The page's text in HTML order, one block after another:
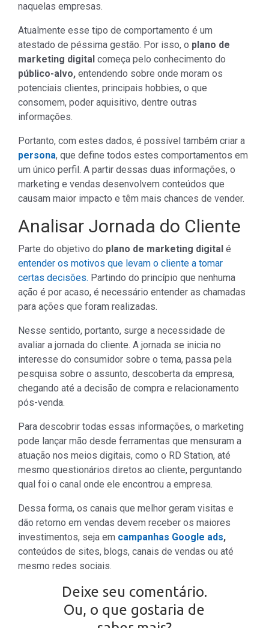
naquelas empresas.
Atualmente esse tipo de comportamento é um
atestado de péssima gestão. Por isso, o plano de
marketing digital começa pelo conhecimento do
público-alvo, entendendo sobre onde moram os
potenciais clientes, principais hobbies, o que
consomem, poder aquisitivo, dentre outras
informações.
Portanto, com estes dados, é possível também criar a
persona, que define todos estes comportamentos em
um único perfil. A partir dessas duas informações, o
marketing e vendas desenvolvem conteúdos que
causam maior impacto e têm mais chances de vender.
Analisar Jornada do Cliente
Parte do objetivo do plano de marketing digital é
entender os motivos que levam o cliente a tomar
certas decisões. Partindo do princípio que nenhuma
ação é por acaso, é necessário entender as chamadas
para ações que foram realizadas.
Nesse sentido, portanto, surge a necessidade de
avaliar a jornada do cliente. A jornada se inicia no
interesse do consumidor sobre o tema, passa pela
pesquisa sobre o assunto, descoberta da empresa,
chegando até a decisão de compra e relacionamento
pós-venda.
Para descobrir todas essas informações, o marketing
pode lançar mão desde ferramentas que mensuram a
atuação nos meios digitais, como o RD Station, até
mesmo questionários diretos ao cliente, perguntando
qual foi o canal onde ele encontrou a empresa.
Dessa forma, os canais que melhor geram visitas e
dão retorno em vendas devem receber os maiores
investimentos, seja em campanhas Google ads,
conteúdos de sites, blogs, canais de vendas ou até
mesmo redes sociais.
Deixe seu comentário.
Ou, o que gostaria de